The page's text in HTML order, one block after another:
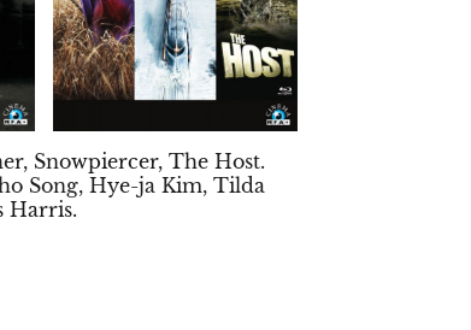
Snowpiercer, The Host.
Song, Hye-ja Kim, Tilda
Harris.